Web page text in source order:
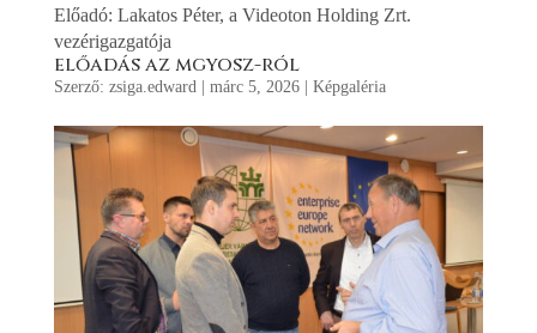
előadás az mgyosz-ról
Szerző: zsiga.edward | márc 5, 2026| Képgaléria
Előadó: Lakatos Péter, a Videoton Holding Zrt.
vezérigazgatója